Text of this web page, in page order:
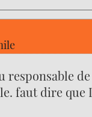
responsable
faut dire que